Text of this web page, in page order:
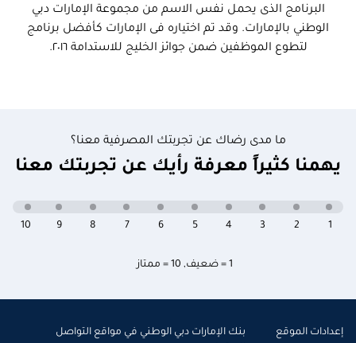
البرنامج الذى يحمل نفس الاسم من مجموعة الإمارات دبي
الوطني بالإمارات. وقد تم اختياره فى الإمارات كأفضل برنامج
لتطوع الموظفين ضمن جوائز الخليج للاستدامة ٢٠١٦.
ما مدى رضاك عن تجربتك المصرفية معنا؟
يهمنا كثيراً معرفة رأيك عن تجربتك معنا
1 = ضعيف , 10 = ممتاز
10 9 8 7 6 5 4 3 2 1
إعدادات الموقع
بنك الإمارات دبي الوطني في مواقع التواصل